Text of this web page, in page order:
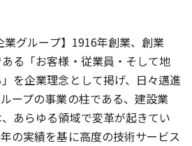
業グループ】1916年創業、創業
る「お客様・従業員・そして地
を企業理念として掲げ、日々邁進
ープの事業の柱である、建設業
あらゆる領域で変革が起きてい
の実績を基に高度の技術サービス